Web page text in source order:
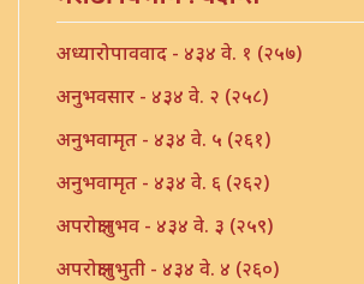
अध्यारोपाववाद - ४३४ वे. १ (२५७)
अनुभवसार - ४३४ वे. २ (२५८)
अनुभवामृत - ४३४ वे. ५ (२६१)
अनुभवामृत - ४३४ वे. ६ (२६२)
अपरोक्षानुभव - ४३४ वे. ३ (२५९)
अपरोक्षानुभुती - ४३४ वे. ४ (२६०)